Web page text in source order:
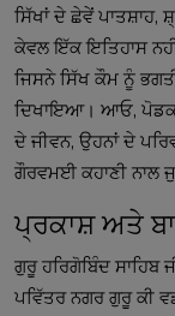
ਸਿੱਖਾਂ ਦੇ ਛੇਵੇਂ ਪਾਤਸ਼ਾਹ,
ਕੇਵਲ ਇੱਕ ਇਤਿਹਾਸ
ਜਿਸਨੇ ਸਿੱਖ ਕੌਮ ਨੂੰ
ਦਿਖਾਇਆ। ਆਓ,
ਦੇ ਜੀਵਨ, ਉਹਨਾਂ ਦੇ
ਗੌਰਵਮਈ ਕਹਾਣੀ ਨਾਲ
ਪ੍ਰਕਾਸ਼ ਅਤੇ
ਗੁਰੂ ਹਰਿਗੋਬਿੰਦ ਸਾਹਿਬ
ਪਵਿੱਤਰ ਨਗਰ ਗੁਰੂ ਕੀ